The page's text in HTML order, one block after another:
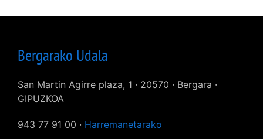
Bergarako Udala
San Martin Agirre plaza, 1 · 20570 · Bergara ·
GIPUZKOA
943 77 91 00 · Harremanetarako